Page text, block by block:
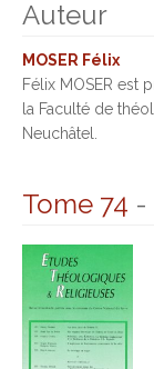
Auteur
MOSER Félix
Félix MOSER est
la Faculté de
Neuchâtel.
Tome 74 -